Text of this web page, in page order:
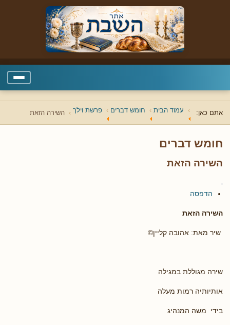
אתם כאן: עמוד הבית חומש דברים פרשת וילך השירה הזאת
חומש דברים
השירה הזאת
הדפסה
השירה הזאת
שיר מאת: אהובה קליין©
שירה מגוללת במגילה
אותיותיה רמות מעלה
בידי משה המנהיג